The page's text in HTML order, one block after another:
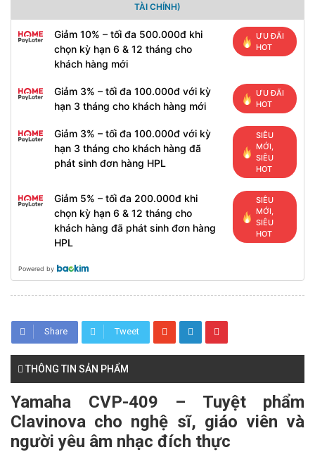
TÀI CHÍNH)
Giảm 10% – tối đa 500.000đ khi
chọn kỳ hạn 6 & 12 tháng cho
khách hàng mới
ƯU ĐÃI
HOT
Giảm 3% – tối đa 100.000đ với kỳ
hạn 3 tháng cho khách hàng mới
ƯU ĐÃI
HOT
Giảm 3% – tối đa 100.000đ với kỳ
hạn 3 tháng cho khách hàng đã
phát sinh đơn hàng HPL
SIÊU
MỚI,
SIÊU
HOT
Giảm 5% – tối đa 200.000đ khi
chọn kỳ hạn 6 & 12 tháng cho
khách hàng đã phát sinh đơn hàng
HPL
SIÊU
MỚI,
SIÊU
HOT
Powered by
Share Tweet
THÔNG TIN SẢN PHẨM
Yamaha CVP-409 – Tuyệt phẩm
Clavinova cho nghệ sĩ, giáo viên và
người yêu âm nhạc đích thực